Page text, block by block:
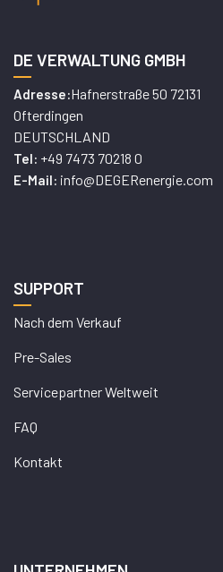
DE VERWALTUNG GMBH
Adresse:Hafnerstraße 50 72131
Ofterdingen
DEUTSCHLAND
Tel: +49 7473 70218 0
E-Mail: info@DEGERenergie.com
SUPPORT
Nach dem Verkauf
Pre-Sales
Servicepartner Weltweit
FAQ
Kontakt